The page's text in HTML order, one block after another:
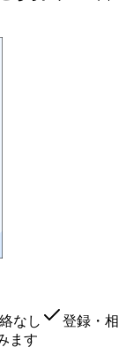
なし
登録・相
ます